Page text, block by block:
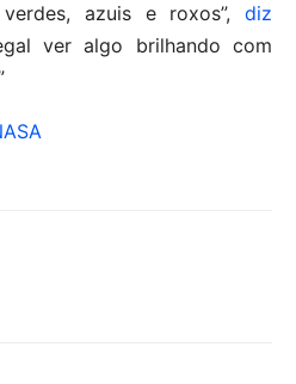
azuis e roxos”, diz
ver algo brilhando com